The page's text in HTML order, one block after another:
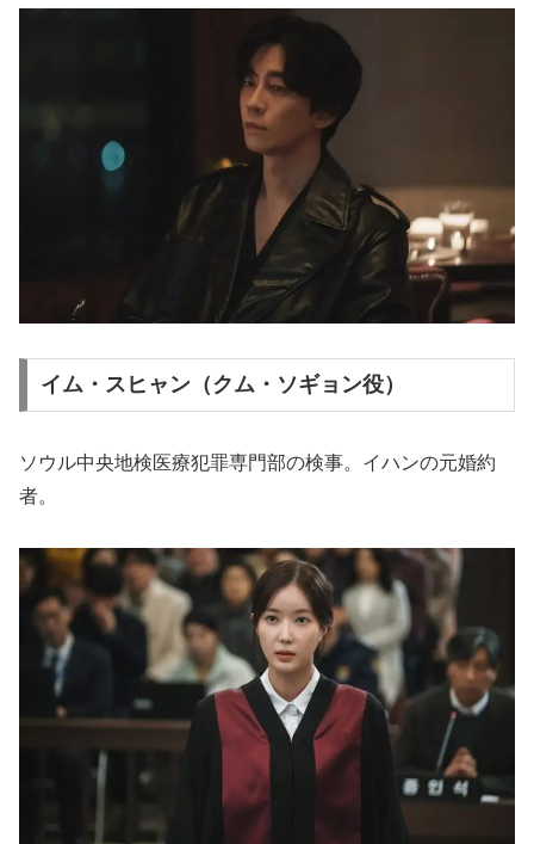
イム・スヒャン（クム・ソギョン役）
ソウル中央地検医療犯罪専門部の検事。イハンの元婚約
者。